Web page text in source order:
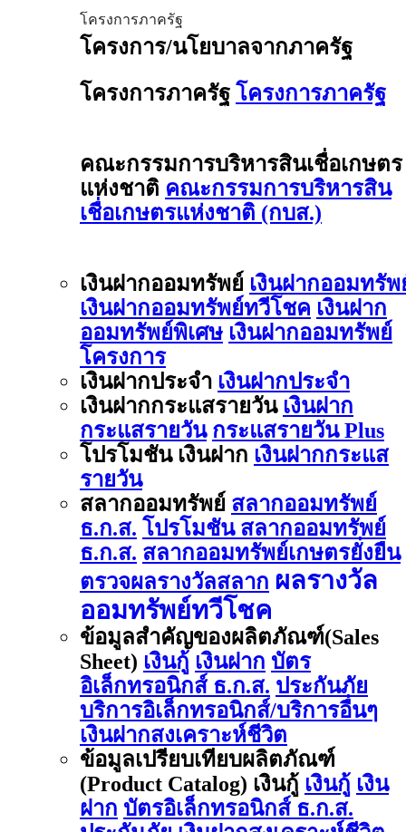
โครงการภาครัฐ
โครงการ/นโยบาลจากภาครัฐ
โครงการภาครัฐ โครงการภาครัฐ
คณะกรรมการบริหารสินเชื่อเกษตร
แห่งชาติ คณะกรรมการบริหารสิน
เชื่อเกษตรแห่งชาติ (กบส.)
เงินฝากออมทรัพย์ เงินฝากออมทรัพ
เงินฝากออมทรัพย์ทวีโชค เงินฝาก
ออมทรัพย์พิเศษ เงินฝากออมทรัพย์
โครงการ
เงินฝากประจำ เงินฝากประจำ
เงินฝากกระแสรายวัน เงินฝาก
กระแสรายวัน กระแสรายวัน Plus
โปรโมชัน เงินฝาก เงินฝากกระแส
รายวัน
สลากออมทรัพย์ สลากออมทรัพย์
ธ.ก.ส. โปรโมชัน สลากออมทรัพย์
ธ.ก.ส. สลากออมทรัพย์เกษตรยั่งยืน
ตรวจผลรางวัลสลาก ผลรางวัล
ออมทรัพย์ทวีโชค
ข้อมูลสำคัญของผลิตภัณฑ์(Sales
Sheet) เงินกู้ เงินฝาก บัตร
อิเล็กทรอนิกส์ ธ.ก.ส. ประกันภัย
บริการอิเล็กทรอนิกส์/บริการอื่นๆ
เงินฝากสงเคราะห์ชีวิต
ข้อมูลเปรียบเทียบผลิตภัณฑ์
(Product Catalog) เงินกู้ เงินกู้ เงิน
ฝาก บัตรอิเล็กทรอนิกส์ ธ.ก.ส.